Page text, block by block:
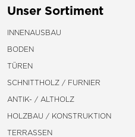
Unser Sortiment
INNENAUSBAU
BODEN
TÜREN
SCHNITTHOLZ / FURNIER
ANTIK- / ALTHOLZ
HOLZBAU / KONSTRUKTION
TERRASSEN